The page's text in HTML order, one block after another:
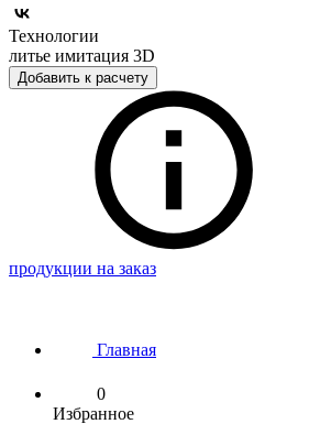
Технологии
литье имитация 3D
Добавить к расчету
продукции на заказ
Главная
0
Избранное